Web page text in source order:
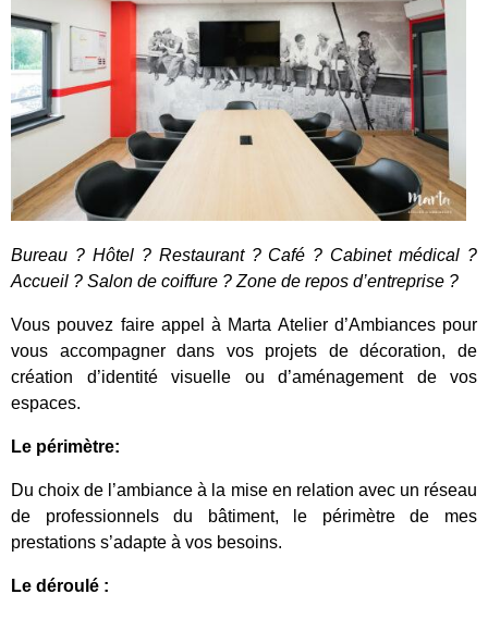
Bureau ? Hôtel ? Restaurant ? Café ? Cabinet médical ?
Accueil ? Salon de coiffure ? Zone de repos d’entreprise ?
Vous pouvez faire appel à Marta Atelier d’Ambiances pour
vous accompagner dans vos projets de décoration, de
création d’identité visuelle ou d’aménagement de vos
espaces.
Le périmètre:
Du choix de l’ambiance à la mise en relation avec un réseau
de professionnels du bâtiment, le périmètre de mes
prestations s’adapte à vos besoins.
Le déroulé :